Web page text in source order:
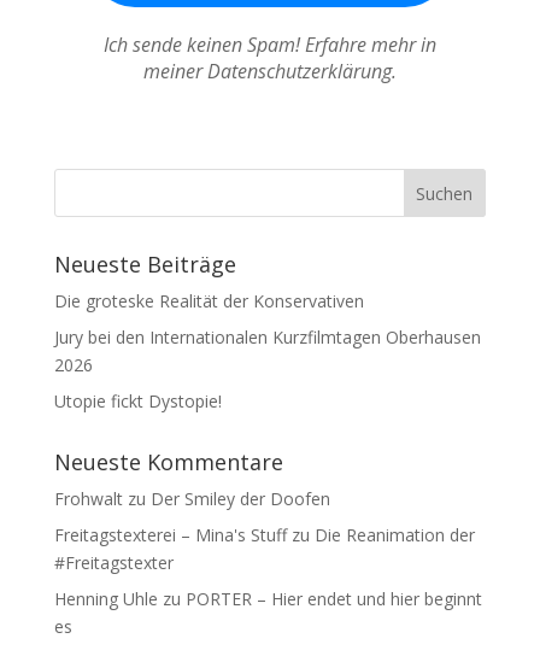
Ich sende keinen Spam! Erfahre mehr in
meiner Datenschutzerklärung.
Neueste Beiträge
Die groteske Realität der Konservativen
Jury bei den Internationalen Kurzfilmtagen Oberhausen
2026
Utopie fickt Dystopie!
Neueste Kommentare
Frohwaltzu Der Smiley der Doofen
Freitagstexterei – Mina's Stuffzu Die Reanimation der
#Freitagstexter
Henning Uhle zu PORTER – Hier endet und hier beginnt
es